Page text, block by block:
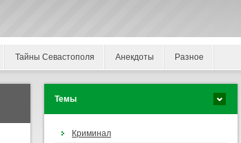
Тайны Севастополя Анекдоты Разное
Темы
Криминал